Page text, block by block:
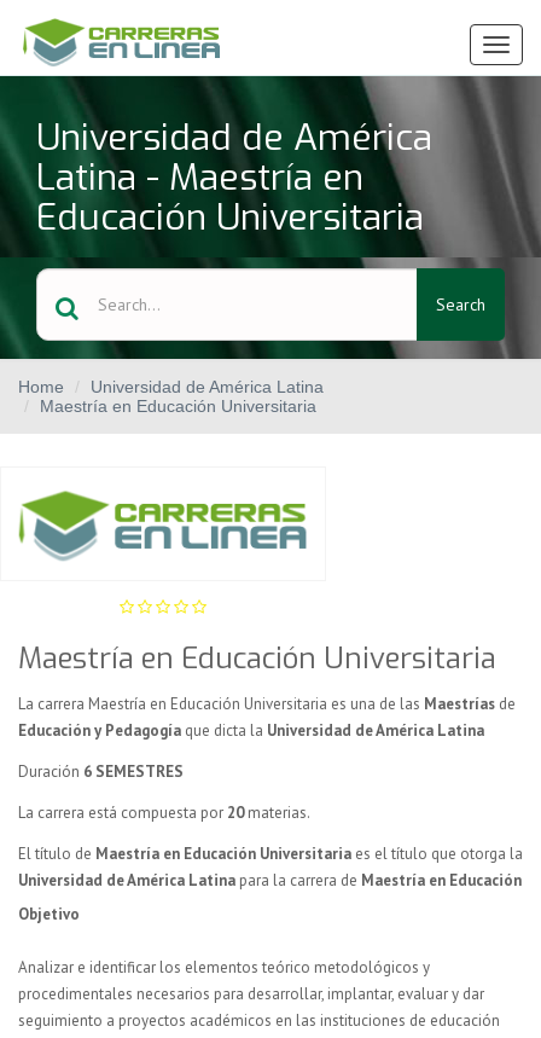
Ver
Menú
Universidad de América
Latina - Maestría en
Educación Universitaria
Search
Home
Universidad de América Latina
Maestría en Educación Universitaria
Maestría en Educación Universitaria
La carrera Maestría en Educación Universitaria es una de las Maestrías de
Educación y Pedagogía que dicta la Universidad de América Latina
Duración 6 SEMESTRES
La carrera está compuesta por 20materias.
El título de Maestría en Educación Universitaria es el título que otorga la
Universidad de América Latina para la carrera de Maestría en Educación
Objetivo
Analizar e identificar los elementos teórico metodológicos y
procedimentales necesarios para desarrollar, implantar, evaluar y dar
seguimiento a proyectos académicos en las instituciones de educación